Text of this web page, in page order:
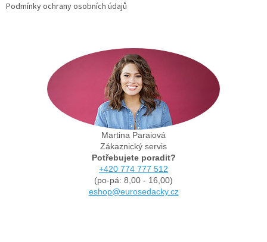
Podmínky ochrany osobních údajů
Martina Paraiová
Zákaznický servis
Potřebujete poradit?
+420 774 777 512
(po-pá: 8,00 - 16,00)
eshop@eurosedacky.cz